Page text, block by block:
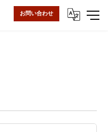
お問い合わせ